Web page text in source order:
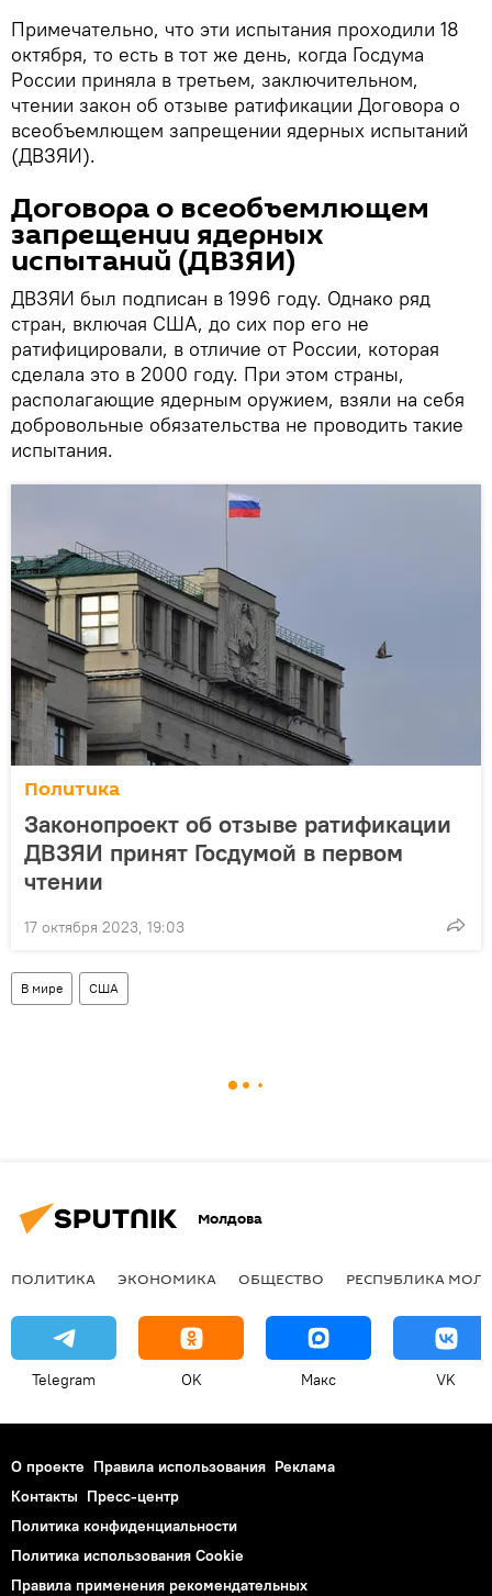
Примечательно, что эти испытания проходили 18
октября, то есть в тот же день, когда Госдума
России приняла в третьем, заключительном,
чтении закон об отзыве ратификации Договора о
всеобъемлющем запрещении ядерных испытаний
(ДВЗЯИ).
Договора о всеобъемлющем
запрещении ядерных
испытаний (ДВЗЯИ)
ДВЗЯИ был подписан в 1996 году. Однако ряд
стран, включая США, до сих пор его не
ратифицировали, в отличие от России, которая
сделала это в 2000 году. При этом страны,
располагающие ядерным оружием, взяли на себя
добровольные обязательства не проводить такие
испытания.
Политика
Законопроект об отзыве ратификации
ДВЗЯИ принят Госдумой в первом
чтении
17 октября 2023, 19:03
В мире США
Молдова
ПОЛИТИКА ЭКОНОМИКА ОБЩЕСТВО РЕСПУБЛИКА
Telegram OK Макс VK
О проекте Правила использования Реклама
Контакты Пресс-центр
Политика конфиденциальности
Политика использования Cookie
Правила применения рекомендательных